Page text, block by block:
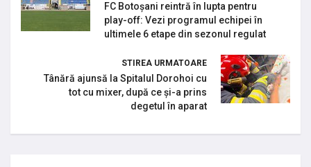
FC Botoșani reintră în lupta pentru
play-off: Vezi programul echipei în
ultimele 6 etape din sezonul regulat
STIREA URMATOARE
Tânără ajunsă la Spitalul Dorohoi cu
tot cu mixer, după ce și-a prins
degetul în aparat